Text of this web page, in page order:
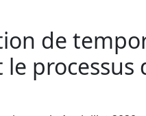
de
le processus